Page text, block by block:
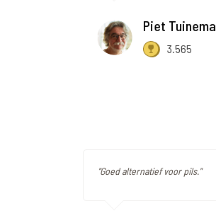
Piet Tuinema
3.565
"Goed alternatief voor pils."